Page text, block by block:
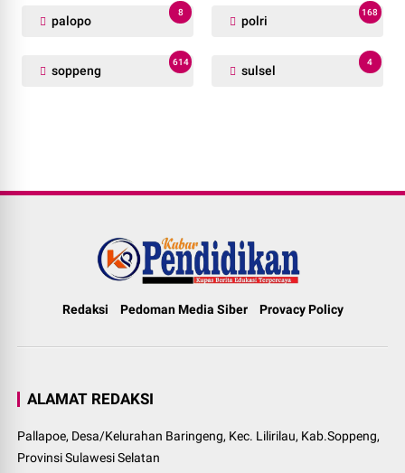
palopo
8
polri
168
soppeng
614
sulsel
4
Redaksi Pedoman Media Siber Provacy Policy
ALAMAT REDAKSI
Pallapoe, Desa/Kelurahan Baringeng, Kec. Lilirilau, Kab.Soppeng,
Provinsi Sulawesi Selatan